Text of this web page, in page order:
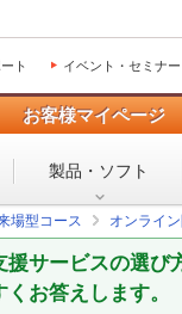
ト イベント・セミナー
お客様マイページ
製品・ソフト
場型コース オンライ
援サービスの選び
お答えします。